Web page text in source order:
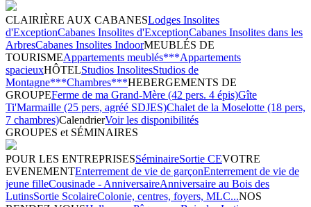
CLAIRIÈRE AUX CABANESLodges Insolites
d'ExceptionCabanes Insolites d'ExceptionCabanes Insolites dans les
ArbresCabanes Insolites IndoorMEUBLÉS DE
TOURISMEAppartements meublés***Appartements
spacieuxHÔTELStudios InsolitesStudios de
Montagne***Chambres***HEBERGEMENTS DE
GROUPEFerme de ma Grand-Mère (42 pers. 4 épis)Gîte
Ti'Marmaille (25 pers, agréé SDJES)Chalet de la Moselotte (18 pers,
7 chambres)CalendrierVoir les disponibilités
GROUPES et SÉMINAIRES
POUR LES ENTREPRISESSéminaireSortie CEVOTRE
EVENEMENTEnterrement de vie de garçonEnterrement de vie de
jeune filleCousinade - AnniversaireAnniversaire au Bois des
LutinsSortie ScolaireColonie, centres, foyers, MLC...NOS